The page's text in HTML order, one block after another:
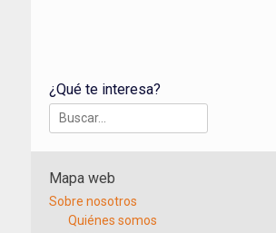
¿Qué te interesa?
Buscar:
Mapa web
Sobre nosotros
Quiénes somos